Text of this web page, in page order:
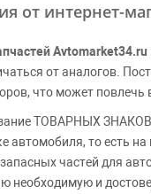
от интернет-
Avtomarket34.ru
от аналогов.
что может повлечь
ТОВАРНЫХ ЗНАКОВ
автомобиля, то есть
частей для
необходимую и